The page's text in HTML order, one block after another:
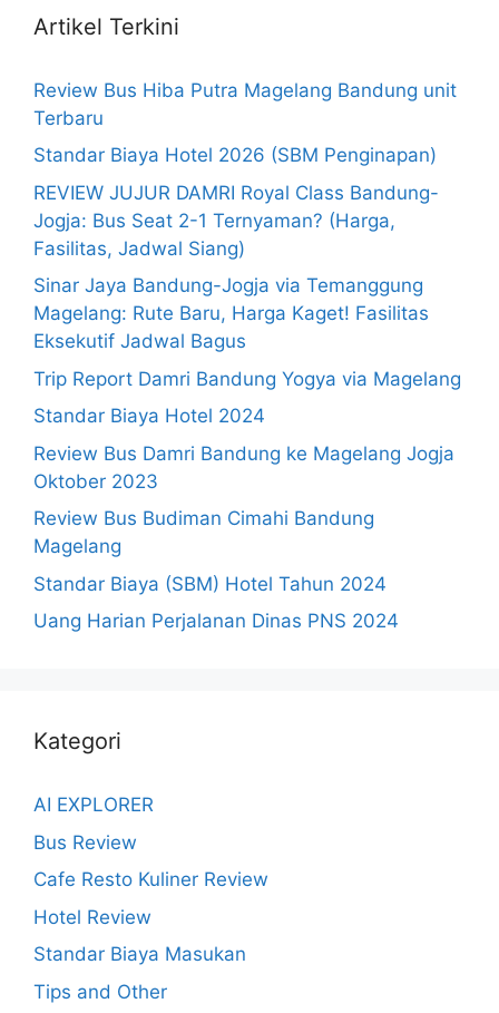
Artikel Terkini
Review Bus Hiba Putra Magelang Bandung unit
Terbaru
Standar Biaya Hotel 2026 (SBM Penginapan)
REVIEW JUJUR DAMRI Royal Class Bandung-
Jogja: Bus Seat 2-1 Ternyaman? (Harga,
Fasilitas, Jadwal Siang)
Sinar Jaya Bandung-Jogja via Temanggung
Magelang: Rute Baru, Harga Kaget! Fasilitas
Eksekutif Jadwal Bagus
Trip Report Damri Bandung Yogya via Magelang
Standar Biaya Hotel 2024
Review Bus Damri Bandung ke Magelang Jogja
Oktober 2023
Review Bus Budiman Cimahi Bandung
Magelang
Standar Biaya (SBM) Hotel Tahun 2024
Uang Harian Perjalanan Dinas PNS 2024
Kategori
AI EXPLORER
Bus Review
Cafe Resto Kuliner Review
Hotel Review
Standar Biaya Masukan
Tips and Other